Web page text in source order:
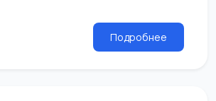
Подробнее